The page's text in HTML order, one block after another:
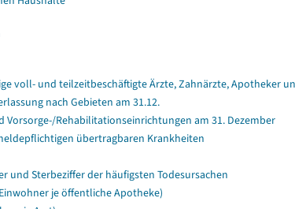
voll- und teilzeitbeschäftigte Ärzte, Zahnärzte, Apotheker
nach Gebieten am 31.12.
Vorsorge-/Rehabilitationseinrichtungen am 31. Dezember
übertragbaren Krankheiten
und Sterbeziffer der häufigsten Todesursachen
je öffentliche Apotheke)